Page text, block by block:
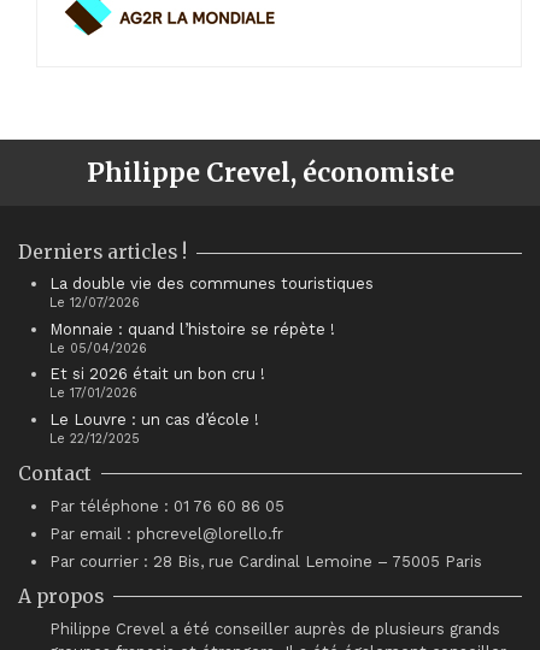
Philippe Crevel, économiste
Derniers articles !
La double vie des communes touristiques
Le 12/07/2026
Monnaie : quand l’histoire se répète !
Le 05/04/2026
Et si 2026 était un bon cru !
Le 17/01/2026
Le Louvre : un cas d’école !
Le 22/12/2025
Contact
Par téléphone : 01 76 60 86 05
Par email : phcrevel@lorello.fr
Par courrier : 28 Bis, rue Cardinal Lemoine – 75005 Paris
A propos
Philippe Crevel a été conseiller auprès de plusieurs grands